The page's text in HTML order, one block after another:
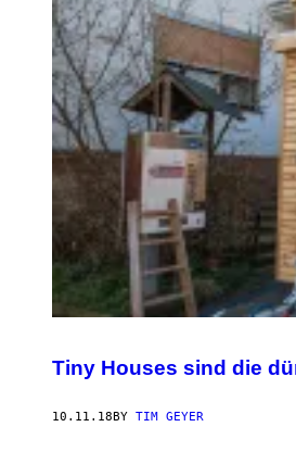
Tiny Houses sind die
10.11.18BY TIM GEYER